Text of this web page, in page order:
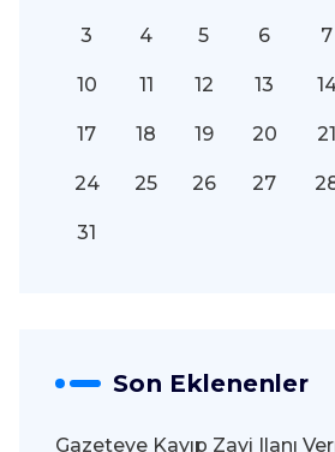
3 4 5 6 7
10 11 12 13
17 18 19 20 21
24 25 26 27
31
Son Eklenenler
Gazeteye Kayıp Zayi Ilanı